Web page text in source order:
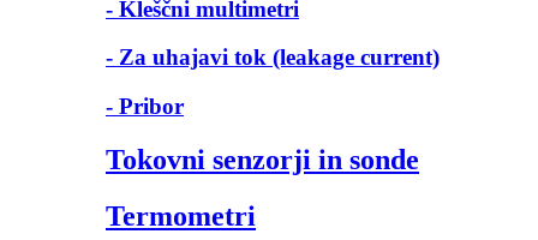
- Kleščni multimetri
- Za uhajavi tok (leakage current)
- Pribor
Tokovni senzorji in sonde
Termometri